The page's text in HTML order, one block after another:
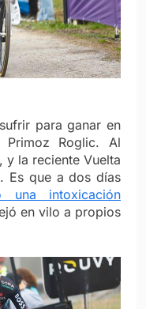
para ganar en
Primoz Roglic. Al
y la reciente Vuelta
Es que a dos días
una intoxicación
en vilo a propios